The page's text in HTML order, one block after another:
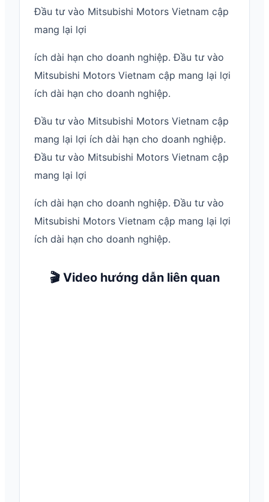
Đầu tư vào Mitsubishi Motors Vietnam cập
mang lại lợi
ích dài hạn cho doanh nghiệp. Đầu tư vào
Mitsubishi Motors Vietnam cập mang lại lợi
ích dài hạn cho doanh nghiệp.
Đầu tư vào Mitsubishi Motors Vietnam cập
mang lại lợi ích dài hạn cho doanh nghiệp.
Đầu tư vào Mitsubishi Motors Vietnam cập
mang lại lợi
ích dài hạn cho doanh nghiệp. Đầu tư vào
Mitsubishi Motors Vietnam cập mang lại lợi
ích dài hạn cho doanh nghiệp.
🎬 Video hướng dẫn liên quan